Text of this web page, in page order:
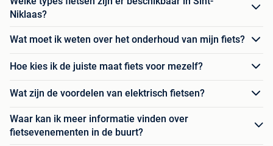
Niklaas?
Wat moet ik weten over het onderhoud van mijn fiets?
Hoe kies ik de juiste maat fiets voor mezelf?
Wat zijn de voordelen van elektrisch fietsen?
Waar kan ik meer informatie vinden over
fietsevenementen in de buurt?